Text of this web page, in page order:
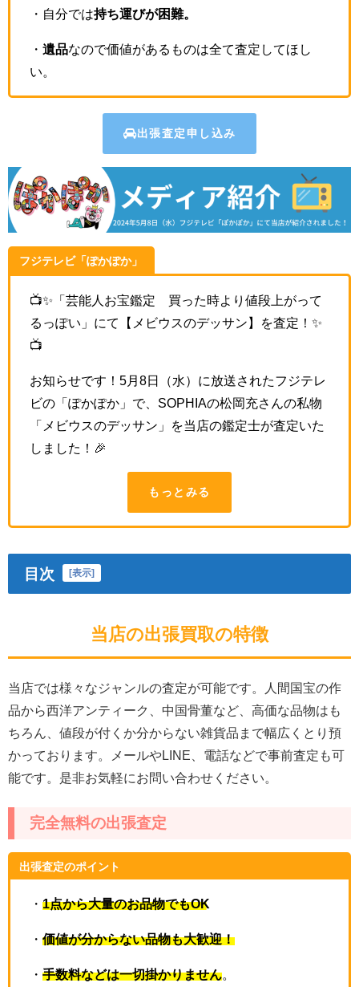
・自分では持ち運びが困難。
・ 遺品なので価値があるものは全て査定してほし
い。
出張査定申し込み
フジテレビ「ぽかぽか」
📺✨ 「芸能人お宝鑑定 買った時より値段上がって
るっぽい」にて
【メビウスのデッサン】を査定！✨
📺
お知らせです！5月8日（水）に放送されたフジテレ
ビの「ぽかぽか」で、SOPHIAの松岡充さんの私物
「メビウスのデッサン」を当店の鑑定士が査定いた
しました！🎉
もっとみる
目次 [表示]
当店の出張買取の特徴
当店では様々なジャンルの査定が可能です。人間国宝の作
品から西洋アンティーク、中国骨董など、高価な品物はも
ちろん、値段が付くか分からない雑貨品まで幅広くとり預
かっております。メールやLINE、電話などで事前査定も可
能です。是非お気軽にお問い合わせください。
完全無料の出張査定
出張査定のポイント
・ 1点から大量のお品物でもOK
・ 価値が分からない品物も大歓迎！
・ 手数料などは一切掛かりません